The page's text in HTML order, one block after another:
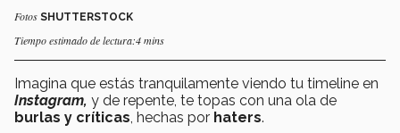
Fotos SHUTTERSTOCK
Tiempo estimado de lectura:4 mins
Imagina que estás tranquilamente viendo tu timeline en
Instagram, y de repente, te topas con una ola de
burlas y críticas , hechas por haters.